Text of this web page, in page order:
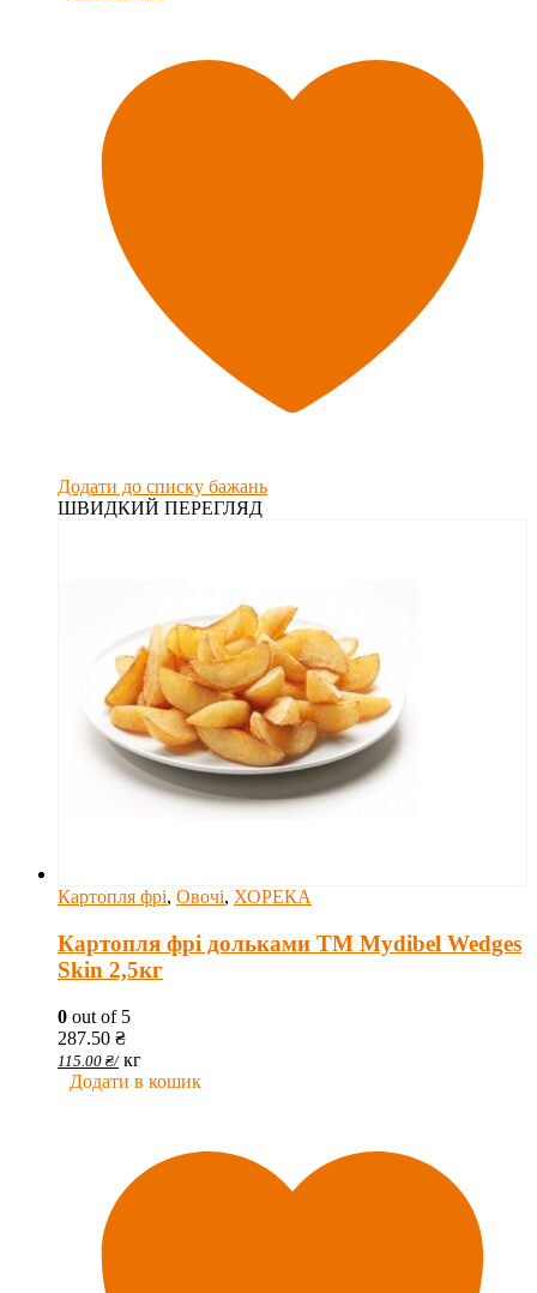
Додати до списку бажань
ШВИДКИЙ ПЕРЕГЛЯД
Картопля фрі, Овочі, ХОРЕКА
Картопля фрі дольками ТМ Mydibel Wedges
Skin 2,5кг
0 out of 5
287.50 ₴
115.00 ₴/ кг
Додати в кошик